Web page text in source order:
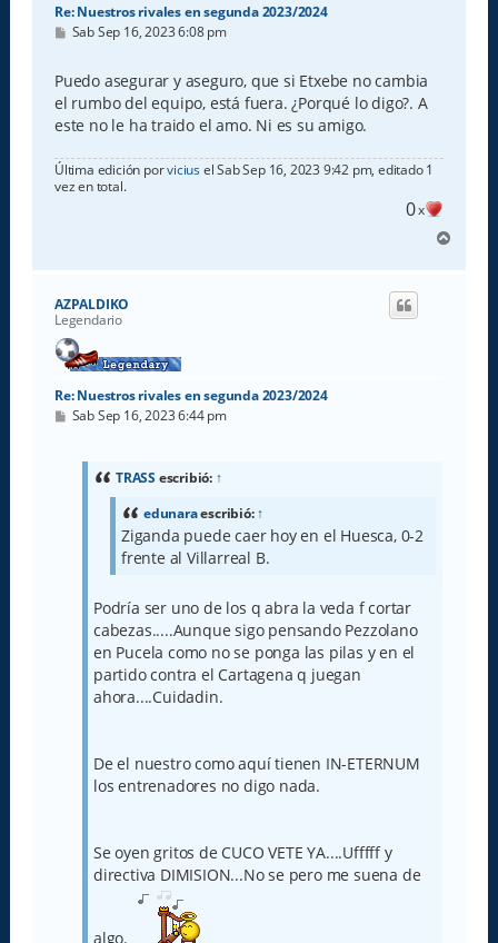
Re: Nuestros rivales en segunda 2023/2024
M
s
a
e
Sab Sep 16, 2023 6:08 pm
Puedo asegurar y aseguro, que si Etxebe no cambia
el rumbo del equipo, está fuera. ¿Porqué lo digo?. A
este no le ha traido el amo. Ni es su amigo.
Última edición porviciusel Sab Sep 16, 2023 9:42 pm, editado 1
vez en total.
0x
r
AZPALDIKO
Legendario
Re: Nuestros rivales en segunda 2023/2024
M
Sab Sep 16, 2023 6:44 pm
TRASS escribió: ↑
edunaraescribió:↑
Ziganda puede caer hoy en el Huesca, 0-2
frente al Villarreal B.
Podría ser uno de los q abra la veda f cortar
cabezas.....Aunque sigo pensando Pezzolano
en Pucela como no se ponga las pilas y en el
partido contra el Cartagena q juegan
ahora....Cuidadin.
De el nuestro como aquí tienen IN-ETERNUM
los entrenadores no digo nada.
Se oyen gritos de CUCO VETE YA....Ufffff y
directiva DIMISION...No se pero me suena de
algo.